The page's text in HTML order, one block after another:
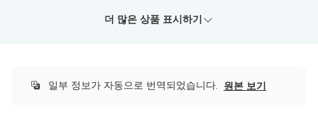
드(아래로 가는)가 포함되어 있습니다.
이후이며, 요일과 관계없이 적용됩니다.
KRW???
1인만 이용 가능하며, 여러 투숙객과 함께 이용할 수 없
KrisFlyer 회원 전용
더 많은 상품 표시하기
일부 정보가 자동으로 번역되었습니다. 원본 보기